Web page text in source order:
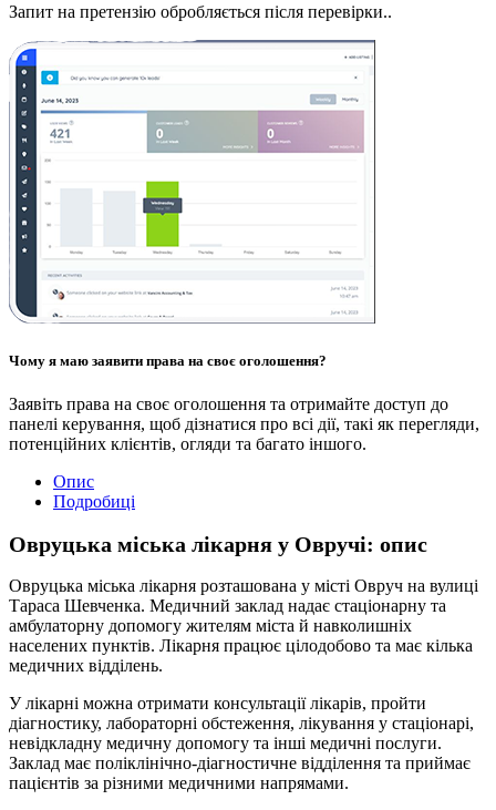
Запит на претензію обробляється після перевірки..
Чому я маю заявити права на своє оголошення?
Заявіть права на своє оголошення та отримайте доступ до
панелі керування, щоб дізнатися про всі дії, такі як перегляди,
потенційних клієнтів, огляди та багато іншого.
Опис
Подробиці
Овруцька міська лікарня у Овручі: опис
Овруцька міська лікарня розташована у місті Овруч на вулиці
Тараса Шевченка. Медичний заклад надає стаціонарну та
амбулаторну допомогу жителям міста й навколишніх
населених пунктів. Лікарня працює цілодобово та має кілька
медичних відділень.
У лікарні можна отримати консультації лікарів, пройти
діагностику, лабораторні обстеження, лікування у стаціонарі,
невідкладну медичну допомогу та інші медичні послуги.
Заклад має поліклінічно-діагностичне відділення та приймає
пацієнтів за різними медичними напрямами.